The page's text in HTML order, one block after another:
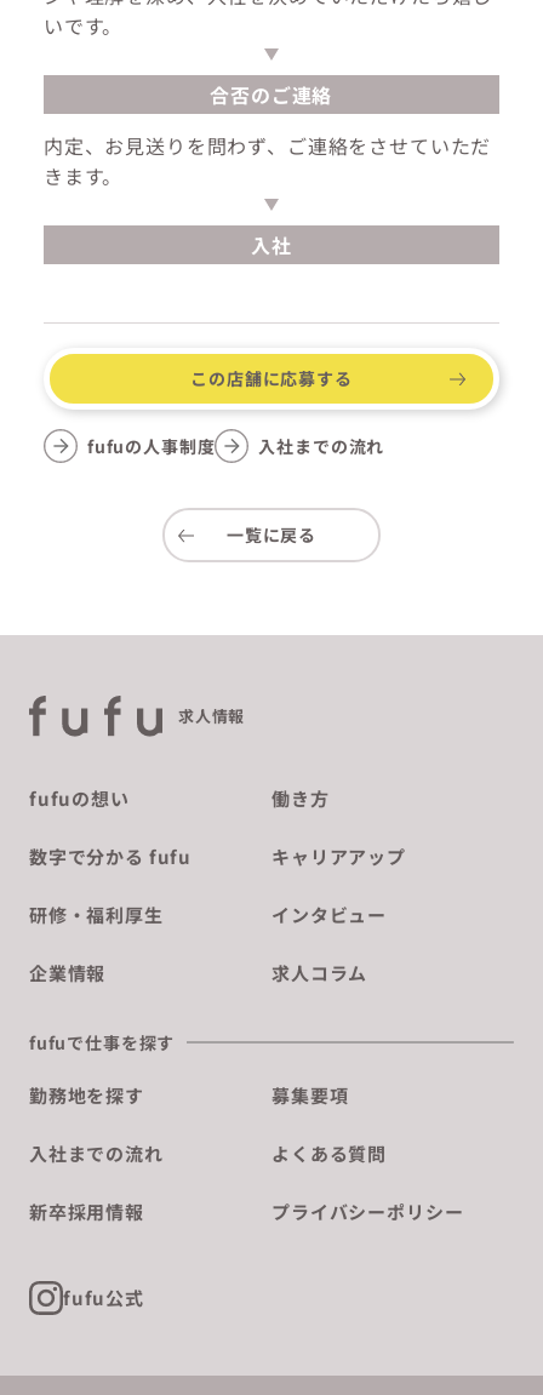
いです。
合否のご連絡
内定、お見送りを問わず、ご連絡をさせていただ
きます。
入社
この店舗に応募する
fufuの人事制度 入社までの流れ
一覧に戻る
求人情報
fufuの想い 働き方
数字で分かる fufu キャリアアップ
研修・福利厚生 インタビュー
企業情報 求人コラム
fufuで仕事を探す
勤務地を探す 募集要項
入社までの流れ よくある質問
新卒採用情報 プライバシーポリシー
fufu公式